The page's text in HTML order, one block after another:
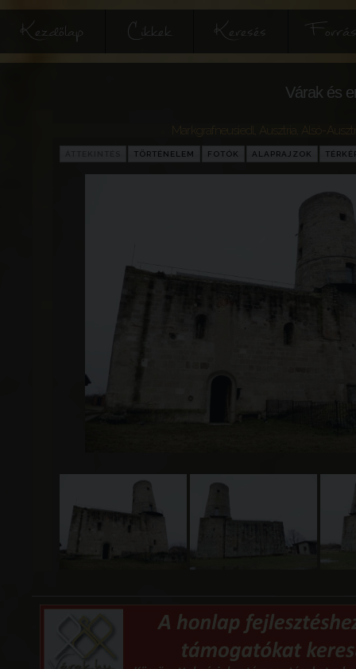
Kezdőlap Cikkek Keresés
Várak és
Markgrafneusiedl Ausztria Alsó-
TÖRTÉNELEM FOTÓK ALAPRAJZOK